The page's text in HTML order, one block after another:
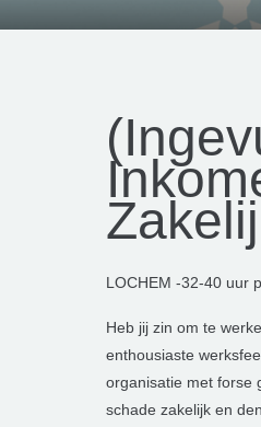
LOCHEM -32-40 uur
Heb jij zin om te
enthousiaste
organisatie met forse
schade zakelijk en